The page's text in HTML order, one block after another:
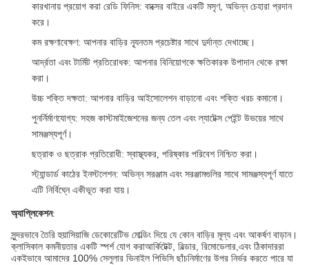
কারখানায় প্রয়োগ করা রেডি ফিনিস: বাক্সের বাইরে একটি মসৃণ, অভিন্ন চেহারা প্রদান
করে।
কম রক্ষণাবেক্ষণ: আপনার বাড়ির ন্যূনতম প্রচেষ্টার সাথে দুর্দান্ত দেখাচ্ছে।
আর্দ্রতা এবং টার্মিট প্রতিরোধক: আপনার বিনিয়োগকে ক্ষতিকারক উপাদান থেকে রক্ষা
করা।
উচ্চ শক্তি দক্ষতা: আপনার বাড়ির আইসোলেশন বাড়ানো এবং শক্তি খরচ কমানো।
পুনর্নির্মাণযোগ্য: সহজ কাস্টমাইজেশনের জন্য তেল এবং ল্যাটেক্স পেইন্ট উভয়ের সাথে
সামঞ্জস্যপূর্ণ।
ছত্রাক ও ছত্রাক প্রতিরোধী: স্বাস্থ্যকর, পরিষ্কার পরিবেশ নিশ্চিত করা।
স্ট্যান্ডার্ড কাঠের ইনস্টলেশন: অভিন্ন সরঞ্জাম এবং সরঞ্জামগুলির সাথে সামঞ্জস্যপূর্ণ যাতে
এটি নির্বিঘ্নে একীভূত করা যায়।
অ্যাপ্লিকেশন:
সুন্দরভাবে তৈরি হুয়াসিয়াজি ডেকোরেটিভ মোল্ডিং দিয়ে যে কোন বাড়ির মূল্য এবং আকর্ষণ বাড়ান।
ক্লাসিকাল কমনীয়তার একটি স্পর্শ যোগ করাআর্কিটেক্ট, বিল্ডার, রিমোডেলার,এবং ঠিকাদাররা
একইভাবে আমাদের 100% সেলুলার ভিনাইল পিভিসি ছাঁচনির্মাণের উপর নির্ভর করতে পারে যা